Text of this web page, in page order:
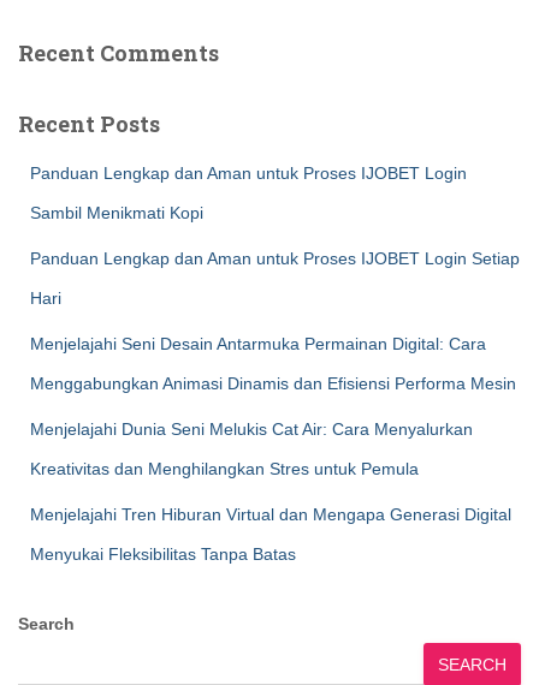
Recent Comments
Recent Posts
Panduan Lengkap dan Aman untuk Proses IJOBET Login
Sambil Menikmati Kopi
Panduan Lengkap dan Aman untuk Proses IJOBET Login Setiap
Hari
Menjelajahi Seni Desain Antarmuka Permainan Digital: Cara
Menggabungkan Animasi Dinamis dan Efisiensi Performa Mesin
Menjelajahi Dunia Seni Melukis Cat Air: Cara Menyalurkan
Kreativitas dan Menghilangkan Stres untuk Pemula
Menjelajahi Tren Hiburan Virtual dan Mengapa Generasi Digital
Menyukai Fleksibilitas Tanpa Batas
Search
SEARCH